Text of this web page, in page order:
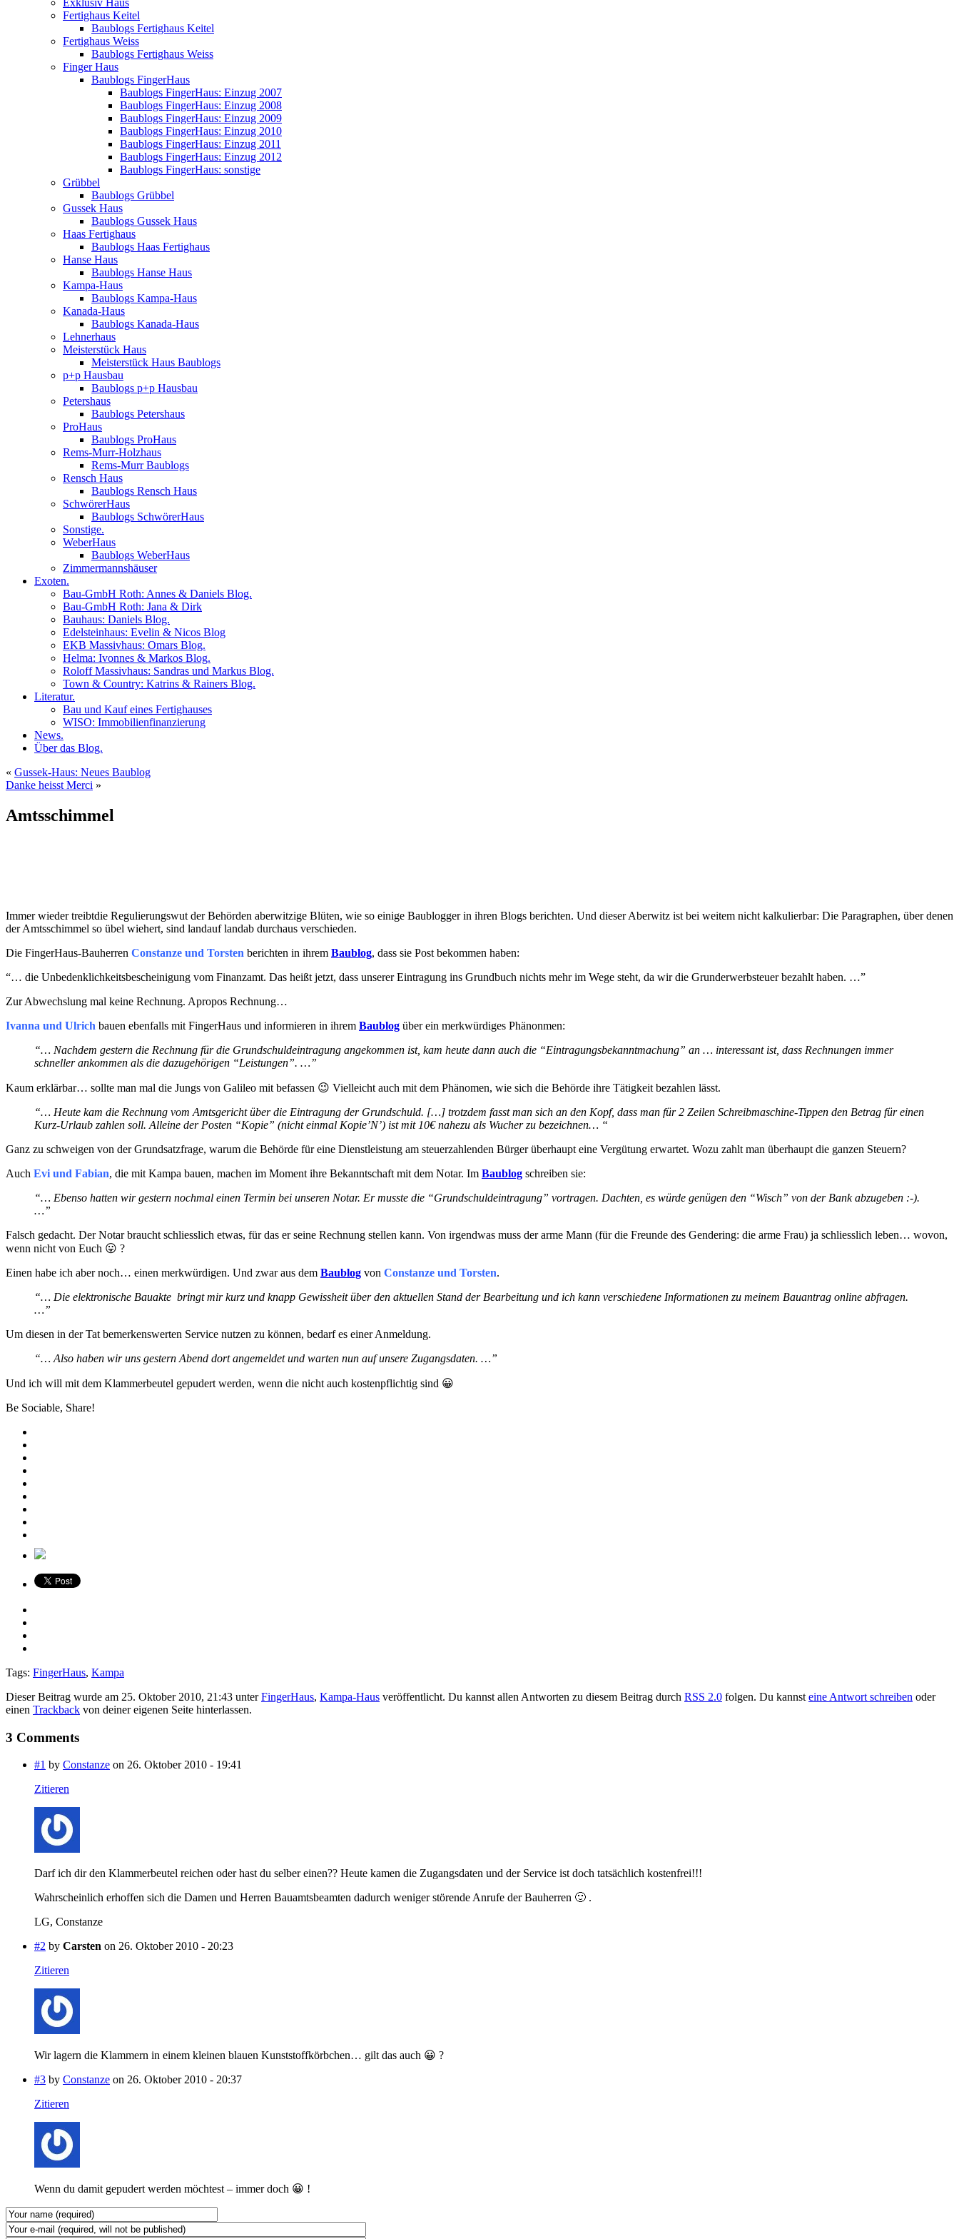
Exklusiv Haus
Fertighaus Keitel
Baublogs Fertighaus Keitel
Fertighaus Weiss
Baublogs Fertighaus Weiss
Finger Haus
Baublogs FingerHaus
Baublogs FingerHaus: Einzug 2007
Baublogs FingerHaus: Einzug 2008
Baublogs FingerHaus: Einzug 2009
Baublogs FingerHaus: Einzug 2010
Baublogs FingerHaus: Einzug 2011
Baublogs FingerHaus: Einzug 2012
Baublogs FingerHaus: sonstige
Grübbel
Baublogs Grübbel
Gussek Haus
Baublogs Gussek Haus
Haas Fertighaus
Baublogs Haas Fertighaus
Hanse Haus
Baublogs Hanse Haus
Kampa-Haus
Baublogs Kampa-Haus
Kanada-Haus
Baublogs Kanada-Haus
Lehnerhaus
Meisterstück Haus
Meisterstück Haus Baublogs
p+p Hausbau
Baublogs p+p Hausbau
Petershaus
Baublogs Petershaus
ProHaus
Baublogs ProHaus
Rems-Murr-Holzhaus
Rems-Murr Baublogs
Rensch Haus
Baublogs Rensch Haus
SchwörerHaus
Baublogs SchwörerHaus
Sonstige.
WeberHaus
Baublogs WeberHaus
Zimmermannshäuser
Exoten.
Bau-GmbH Roth: Annes & Daniels Blog.
Bau-GmbH Roth: Jana & Dirk
Bauhaus: Daniels Blog.
Edelsteinhaus: Evelin & Nicos Blog
EKB Massivhaus: Omars Blog.
Helma: Ivonnes & Markos Blog.
Roloff Massivhaus: Sandras und Markus Blog.
Town & Country: Katrins & Rainers Blog.
Literatur.
Bau und Kauf eines Fertighauses
WISO: Immobilienfinanzierung
News.
Über das Blog.
« Gussek-Haus: Neues Baublog
Danke heisst Merci »
Amtsschimmel
Immer wieder treibtdie Regulierungswut der Behörden aberwitzige Blüten, wie so einige Baublogger in ihren Blogs berichten. Und dieser Aberwitz ist bei weitem nicht kalkulierbar: Die Paragraphen, über denen
der Amtsschimmel so übel wiehert, sind landauf landab durchaus verschieden.
Die FingerHaus-Bauherren Constanze und Torsten berichten in ihrem Baublog, dass sie Post bekommen haben:
“… die Unbedenklichkeitsbescheinigung vom Finanzamt. Das heißt jetzt, dass unserer Eintragung ins Grundbuch nichts mehr im Wege steht, da wir die Grunderwerbsteuer bezahlt haben. …”
Zur Abwechslung mal keine Rechnung. Apropos Rechnung…
Ivanna und Ulrich bauen ebenfalls mit FingerHaus und informieren in ihrem Baublog über ein merkwürdiges Phänonmen:
“… Nachdem gestern die Rechnung für die Grundschuldeintragung angekommen ist, kam heute dann auch die “Eintragungsbekanntmachung” an … interessant ist, dass Rechnungen immer
schneller ankommen als die dazugehörigen “Leistungen”. …”
Kaum erklärbar… sollte man mal die Jungs von Galileo mit befassen 😉 Vielleicht auch mit dem Phänomen, wie sich die Behörde ihre Tätigkeit bezahlen lässt.
“… Heute kam die Rechnung vom Amtsgericht über die Eintragung der Grundschuld. […] trotzdem fasst man sich an den Kopf, dass man für 2 Zeilen Schreibmaschine-Tippen den Betrag für einen
Kurz-Urlaub zahlen soll. Alleine der Posten “Kopie” (nicht einmal Kopie’N’) ist mit 10€ nahezu als Wucher zu bezeichnen… “
Ganz zu schweigen von der Grundsatzfrage, warum die Behörde für eine Dienstleistung am steuerzahlenden Bürger überhaupt eine Vergütung erwartet. Wozu zahlt man überhaupt die ganzen Steuern?
Auch Evi und Fabian, die mit Kampa bauen, machen im Moment ihre Bekanntschaft mit dem Notar. Im Baublog schreiben sie:
“… Ebenso hatten wir gestern nochmal einen Termin bei unseren Notar. Er musste die “Grundschuldeintragung” vortragen. Dachten, es würde genügen den “Wisch” von der Bank abzugeben :-).
…”
Falsch gedacht. Der Notar braucht schliesslich etwas, für das er seine Rechnung stellen kann. Von irgendwas muss der arme Mann (für die Freunde des Gendering: die arme Frau) ja schliesslich leben… wovon,
wenn nicht von Euch 😛 ?
Einen habe ich aber noch… einen merkwürdigen. Und zwar aus dem Baublog von Constanze und Torsten.
“… Die elektronische Bauakte bringt mir kurz und knapp Gewissheit über den aktuellen Stand der Bearbeitung und ich kann verschiedene Informationen zu meinem Bauantrag online abfragen.
…”
Um diesen in der Tat bemerkenswerten Service nutzen zu können, bedarf es einer Anmeldung.
“… Also haben wir uns gestern Abend dort angemeldet und warten nun auf unsere Zugangsdaten. …”
Und ich will mit dem Klammerbeutel gepudert werden, wenn die nicht auch kostenpflichtig sind 😀
Be Sociable, Share!
Tags: FingerHaus, Kampa
Dieser Beitrag wurde am 25. Oktober 2010, 21:43 unterFingerHaus, Kampa-Haus veröffentlicht. Du kannst allen Antworten zu diesem Beitrag durch RSS 2.0 folgen. Du kannst eine Antwort schreiben oder
einen Trackback von deiner eigenen Seite hinterlassen.
3 Comments
#1 by Constanze on 26. Oktober 2010 - 19:41
Zitieren
Darf ich dir den Klammerbeutel reichen oder hast du selber einen?? Heute kamen die Zugangsdaten und der Service ist doch tatsächlich kostenfrei!!!
Wahrscheinlich erhoffen sich die Damen und Herren Bauamtsbeamten dadurch weniger störende Anrufe der Bauherren 🙂 .
LG, Constanze
#2 by Carsten on 26. Oktober 2010 - 20:23
Zitieren
Wir lagern die Klammern in einem kleinen blauen Kunststoffkörbchen… gilt das auch 😀 ?
#3 by Constanze on 26. Oktober 2010 - 20:37
Zitieren
Wenn du damit gepudert werden möchtest – immer doch 😀 !